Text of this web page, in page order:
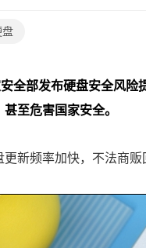
盘
全部发布硬盘安全风
至危害国家安全。
新频率加快，不法商